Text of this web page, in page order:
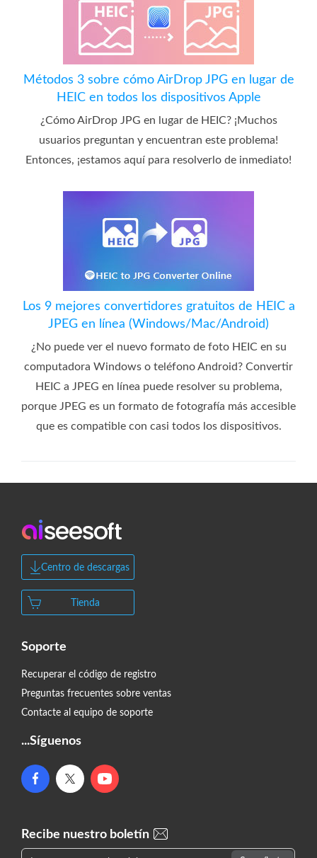
Métodos 3 sobre cómo AirDrop JPG en lugar de
HEIC en todos los dispositivos Apple
¿Cómo AirDrop JPG en lugar de HEIC? ¡Muchos
usuarios preguntan y encuentran este problema!
Entonces, ¡estamos aquí para resolverlo de inmediato!
Los 9 mejores convertidores gratuitos de HEIC a
JPEG en línea (Windows/Mac/Android)
¿No puede ver el nuevo formato de foto HEIC en su
computadora Windows o teléfono Android? Convertir
HEIC a JPEG en línea puede resolver su problema,
porque JPEG es un formato de fotografía más accesible
que es compatible con casi todos los dispositivos.
Centro de descargas
Tienda
Soporte
Recuperar el código de registro
Preguntas frecuentes sobre ventas
Contacte al equipo de soporte
...Síguenos
Recibe nuestro boletín